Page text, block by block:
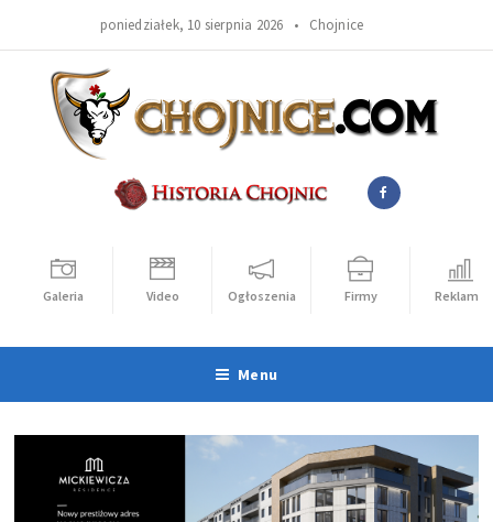
poniedziałek, 10 sierpnia 2026 • Chojnice
Galeria Video Ogłoszenia Firmy Reklama
Menu